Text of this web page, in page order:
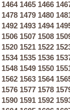
1464 1465 1466
1478 1479 1480
1492 1493 1494
1506 1507 1508
1520 1521 1522
1534 1535 1536
1548 1549 1550
1562 1563 1564
1576 1577 1578
1590 1591 1592